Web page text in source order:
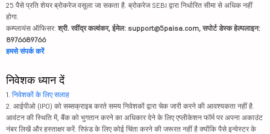
25 पैसे प्रति शेयर ब्रोकरेज वसूला जा सकता है. ब्रोकरेज SEBI द्वारा निर्धारित सीमा से अधिक नहीं
होगा.
कम्प्लायंस ऑफिसर: श्री. रवींद्र कल्वंकर, ईमेल: support@5paisa.com, सपोर्ट डेस्क हेल्पलाइन:
8976689766
हमसे संपर्क करें
निवेशक ध्यान दें
1. निवेशकों के लिए सलाह
2. आईपीओ (IPO) को सब्सक्राइब करते समय निवेशकों द्वारा चेक जारी करने की आवश्यकता नहीं है.
आवंटन की स्थिति में, बैंक को भुगतान करने का अधिकार देने के लिए एप्लीकेशन फॉर्म पर अपना अकाउंट
नंबर लिखें और हस्ताक्षर करें. रिफंड के लिए कोई चिंता करने की जरूरत नहीं है क्योंकि पैसे इन्वेस्टर के